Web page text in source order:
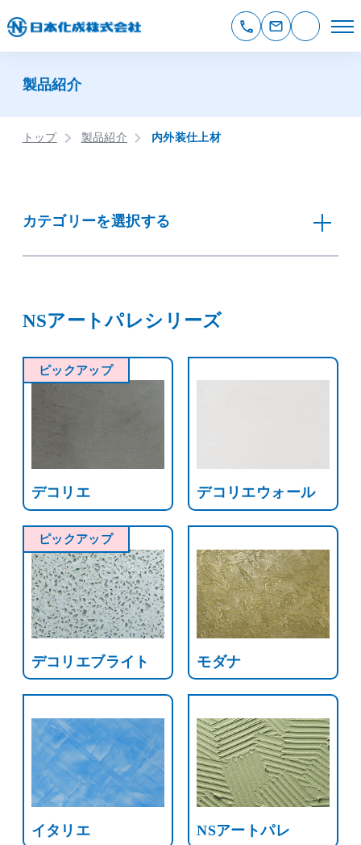
製品紹介
トップ 製品紹介 内外装仕上材
カテゴリーを選択する
NSアートパレシリーズ
ピックアップ
デコリエ デコリエウォール
ピックアップ
デコリエブライト モダナ
イタリエ NSアートパレ